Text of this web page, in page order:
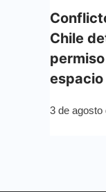
Chile
3 de agosto